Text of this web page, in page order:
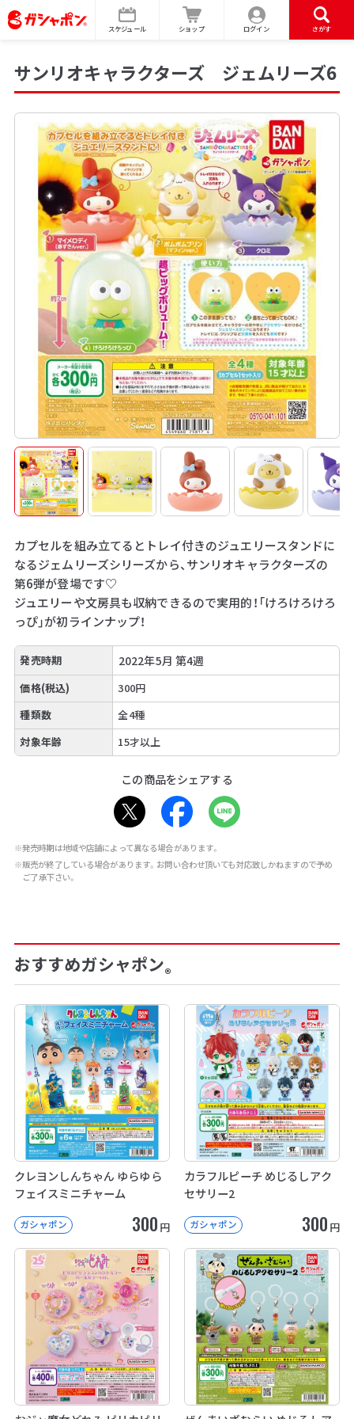
スケジュール ショップ ログイン さがす
サンリオキャラクターズ ジェムリーズ6
カプセルを組み立てるとトレイ付きのジュエリースタンドに
なるジェムリーズシリーズから、サンリオキャラクターズの
第6弾が登場です♡
ジュエリーや文房具も収納できるので実用的！「けろけろけろ
っぴ」が初ラインナップ！
発売時期 2022年5月 第4週
価格(税込)
300円
種類数
全4種
対象年齢
15才以上
この商品をシェアする
※発売時期は地域や店舗によって異なる場合があります。
※販売が終了している場合があります。お問い合わせ頂いても対応致しかねますので予め
ご了承下さい。
おすすめガシャポン®
クレヨンしんちゃん ゆらゆら
フェイスミニチャーム
ガシャポン 300 円
カラフルピーチ めじるしアク
セサリー2
ガシャポン 300 円